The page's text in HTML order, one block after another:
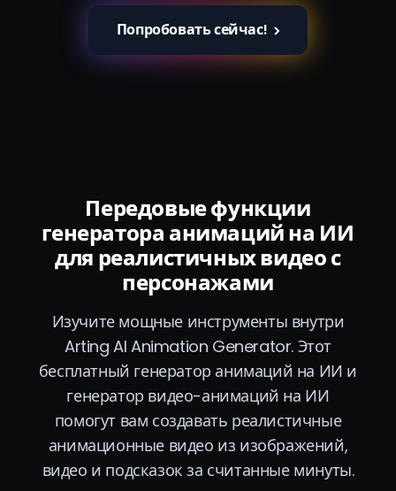
Попробовать сейчас!
Передовые функции
генератора анимаций на ИИ
для реалистичных видео с
персонажами
Изучите мощные инструменты внутри
Arting AI Animation Generator. Этот
бесплатный генератор анимаций на ИИ и
генератор видео-анимаций на ИИ
помогут вам создавать реалистичные
анимационные видео из изображений,
видео и подсказок за считанные минуты.